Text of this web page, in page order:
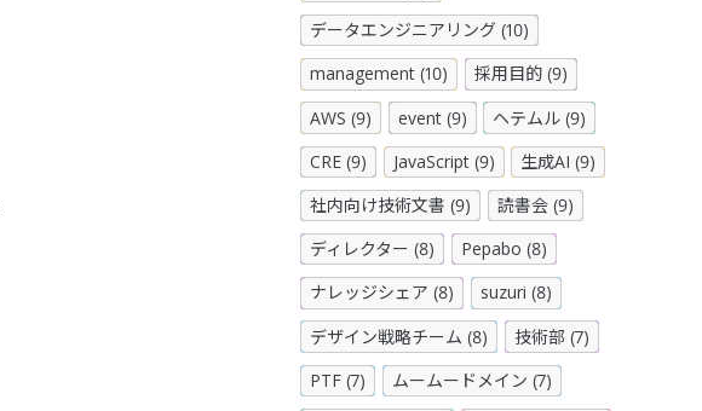
データエンジニアリング (10)
management (10)
採用目的 (9)
AWS (9)
event (9)
ヘテムル (9)
CRE (9)
JavaScript (9)
生成AI (9)
社内向け技術文書 (9)
読書会 (9)
ディレクター (8)
Pepabo (8)
ナレッジシェア (8)
suzuri (8)
デザイン戦略チーム (8)
技術部 (7)
PTF (7)
ムームードメイン (7)